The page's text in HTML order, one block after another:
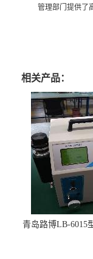
管理部门提供了
相关产品：
青岛路博LB-6015